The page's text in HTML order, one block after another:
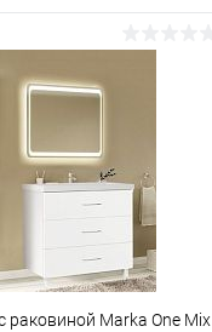
В корзину
в 1 клик
Под заказ
раковиной Marka One Mix